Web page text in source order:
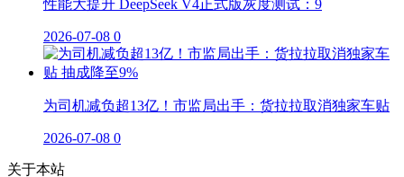
性能大提升 DeepSeek V4正式版灰度测试：9
2026-07-08 0
为司机减负超13亿！市监局出手：货拉拉取消独家车贴
2026-07-08 0
关于本站